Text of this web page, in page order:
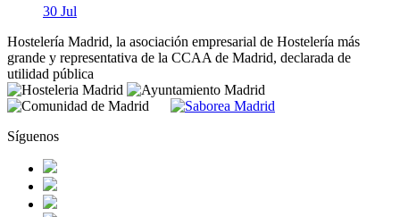
30 Jul
Hostelería Madrid, la asociación empresarial de Hostelería más
grande y representativa de la CCAA de Madrid, declarada de
utilidad pública
Síguenos